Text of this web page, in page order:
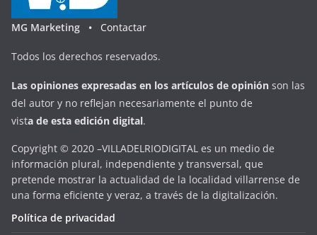
MG Marketing • Contactar
Todos los derechos reservados.
Las opiniones expresadas en los artículos de opinión son las
del autor y no reflejan necesariamente el punto de
vista de esta edición digital.
Copyright © 2020 –VILLADELRIODIGITAL es un medio de
información plural, independiente y transversal, que
pretende mostrar la actualidad de la localidad villarrense de
una forma eficiente y veraz, a través de la digitalización.
Política de privacidad